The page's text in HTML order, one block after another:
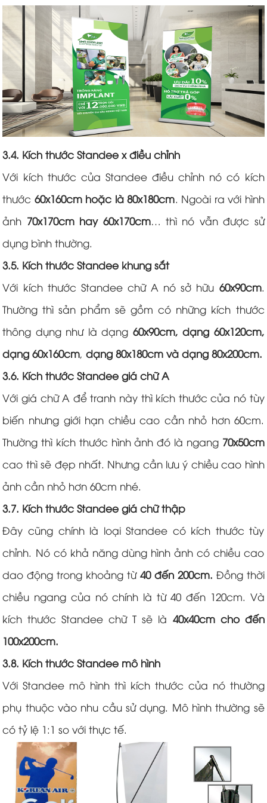
3.4. Kích thước Standee x điều chỉnh
Với kích thước của Standee điều chỉnh nó có kích
thước 60x160cm hoặc là 80x180cm. Ngoài ra với hình
ảnh 70x170cm hay 60x170cm… thì nó vẫn được sử
dụng bình thường.
3.5. Kích thước Standee khung sắt
Với kích thước Standee chữ A nó sở hữu 60x90cm.
Thường thì sản phẩm sẽ gồm có những kích thước
thông dụng như là dạng 60x90cm, dạng 60x120cm,
dạng 60x160cm,dạng 80x180cm và dạng 80x200cm.
3.6. Kích thước Standee giá chữ A
Với giá chữ A để tranh này thì kích thước của nó tùy
biến nhưng giới hạn chiều cao cần nhỏ hơn 60cm.
Thường thì kích thước hình ảnh đó là ngang 70x50cm
cao thì sẽ đẹp nhất. Nhưng cần lưu ý chiều cao hình
ảnh cần nhỏ hơn 60cm nhé.
3.7. Kích thước Standee giá chữ thập
Đây cũng chính là loại Standee có kích thước tùy
chỉnh. Nó có khả năng dùng hình ảnh có chiều cao
dao động trong khoảng từ 40 đến 200cm. Đồng thời
chiều ngang của nó chính là từ 40 đến 120cm. Và
kích thước Standee chữ T sẽ là 40x40cm cho đến
100x200cm.
3.8. Kích thước Standee mô hình
Với Standee mô hình thì kích thước của nó thường
phụ thuộc vào nhu cầu sử dụng. Mô hình thường sẽ
có tỷ lệ 1:1 so với thực tế.